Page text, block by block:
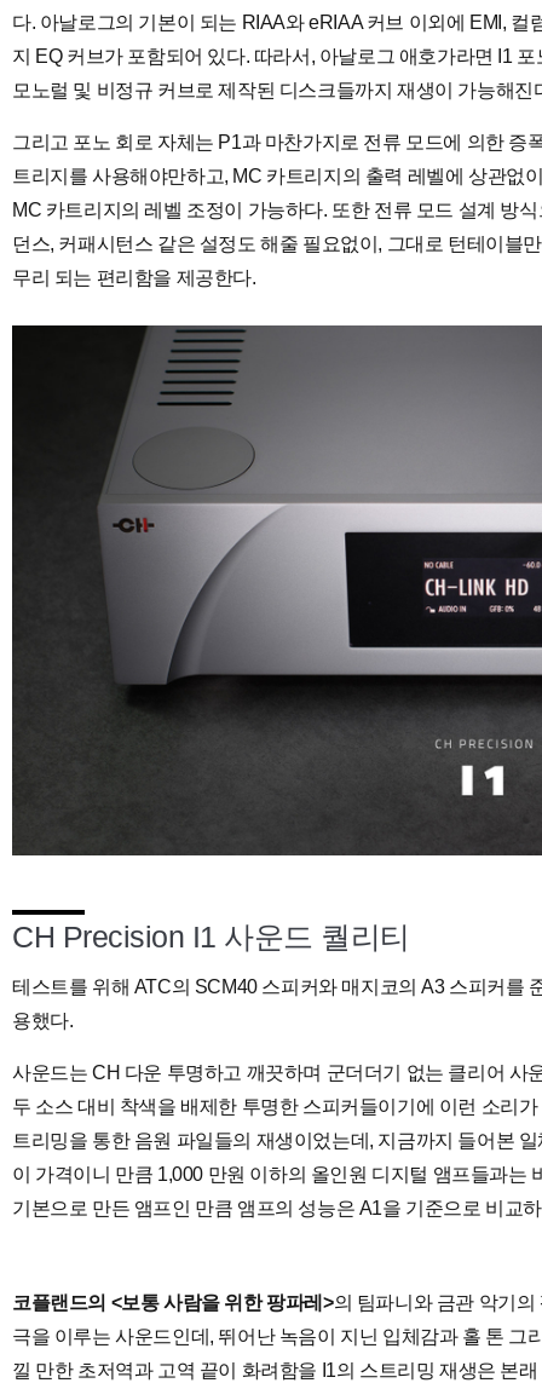
다. 아날로그의 기본이 되는 RIAA와 eRIAA 커브 이외에 EMI,
지 EQ 커브가 포함되어 있다. 따라서, 아날로그 애호가라면 I1
모노럴 및 비정규 커브로 제작된 디스크들까지 재생이 가능해진
그리고 포노 회로 자체는 P1과 마찬가지로 전류 모드에 의한 증
트리지를 사용해야만하고, MC 카트리지의 출력 레벨에 상관없
MC 카트리지의 레벨 조정이 가능하다. 또한 전류 모드 설계 방
던스, 커패시턴스 같은 설정도 해줄 필요없이, 그대로 턴테이블
무리 되는 편리함을 제공한다.
CH Precision I1 사운드 퀄리티
테스트를 위해 ATC의 SCM40 스피커와 매지코의 A3 스피커를
용했다.
사운드는 CH 다운 투명하고 깨끗하며 군더더기 없는 클리어 사
두 소스 대비 착색을 배제한 투명한 스피커들이기에 이런 소리
트리밍을 통한 음원 파일들의 재생이었는데, 지금까지 들어본
이 가격이니 만큼 1,000 만원 이하의 올인원 디지털 앰프들과는
기본으로 만든 앰프인 만큼 앰프의 성능은 A1을 기준으로 비교
코플랜드의 <보통 사람을 위한 팡파레>의 팀파니와 금관 악기의
극을 이루는 사운드인데, 뛰어난 녹음이 지닌 입체감과 홀 톤 그
낄 만한 초저역과 고역 끝이 화려함을 I1의 스트리밍 재생은 본